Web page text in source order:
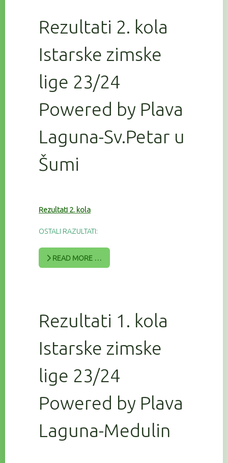
Rezultati 2. kola
Istarske zimske
lige 23/24
Powered by Plava
Laguna-Sv.Petar u
Šumi
Rezultati 2. kola
OSTALI RAZULTATI:
READ MORE …
Rezultati 1. kola
Istarske zimske
lige 23/24
Powered by Plava
Laguna-Medulin